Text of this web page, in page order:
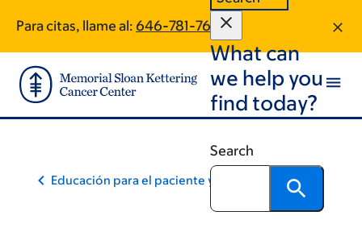
main
content
footer
Para citas, llame al: 646-781-7673
What can
we help you
find today?
Search
Educación para el paciente y la comunidad